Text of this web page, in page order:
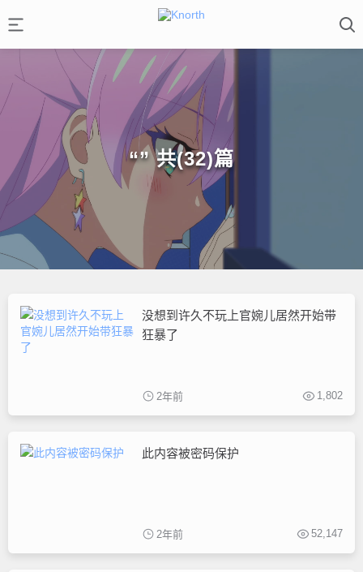
“” 共(32)篇
没想到许久不玩上官婉儿居然开始带
狂暴了
2年前 1,802
此内容被密码保护
2年前 52,147